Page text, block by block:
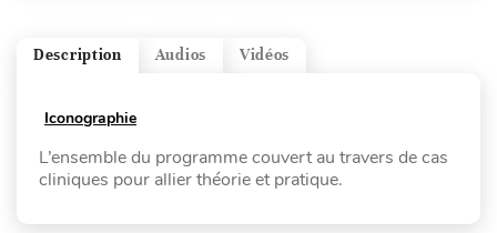
Vidéos
Audios
Description
Iconographie
L’ensemble du programme couvert au travers de cas
cliniques pour allier théorie et pratique.